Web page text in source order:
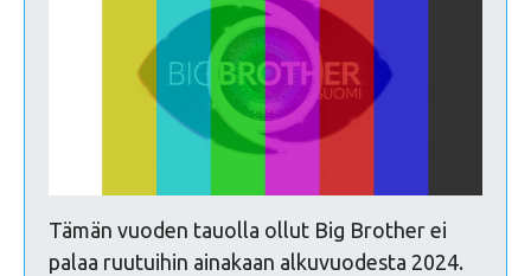
Tämän vuoden tauolla ollut Big Brother ei
palaa ruutuihin ainakaan alkuvuodesta 2024.